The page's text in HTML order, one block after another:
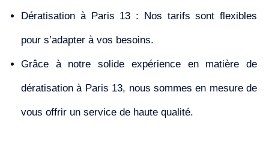
Dératisation à Paris 13 : Nos tarifs sont flexibles
pour s’adapter à vos besoins.
Grâce à notre solide expérience en matière de
dératisation à Paris 13, nous sommes en mesure de
vous offrir un service de haute qualité.